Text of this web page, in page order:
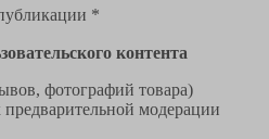
*
контента
фотографий товара)
модерации